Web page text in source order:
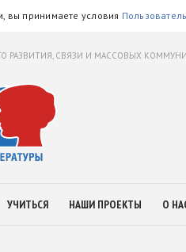
вы принимаете условия
СВЯЗИ И МАССОВЫХ
УЧИТЬСЯ НАШИ ПРОЕКТЫ О